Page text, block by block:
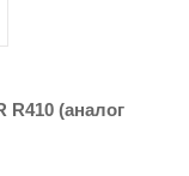
R410 (аналог